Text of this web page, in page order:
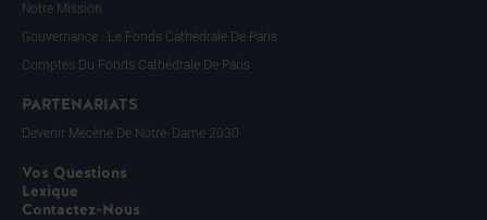
Notre Mission
Gouvernance : Le Fonds Cathédrale De Paris
Comptes Du Fonds Cathédrale De Paris
PARTENARIATS
Devenir Mécène De Notre-Dame 2030
Vos Questions
Lexique
Contactez-Nous